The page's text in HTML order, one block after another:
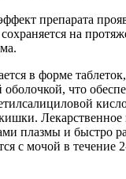
препарата
на
в форме
что
Лекарственное
плазмы и быстро
с мочой в течение